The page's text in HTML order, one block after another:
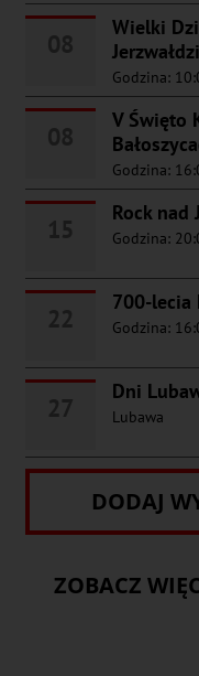
Wielki
Godzina:
V Święto
Godzina:
Rock nad
Godzina:
700-lecia
Godzina:
Dni
Lubawa
DODAJ
ZOBACZ